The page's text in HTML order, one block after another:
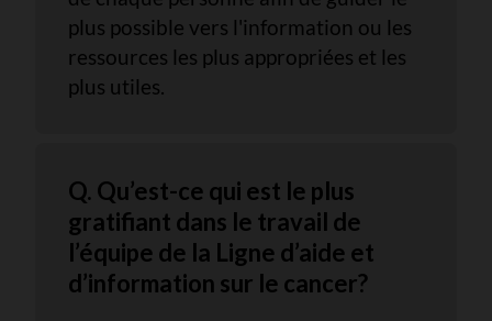
plus possible vers l'information ou les
ressources les plus appropriées et les
plus utiles.
Q. Qu’est-ce qui est le plus
gratifiant dans le travail de
l’équipe de la Ligne d’aide et
d’information sur le cancer?